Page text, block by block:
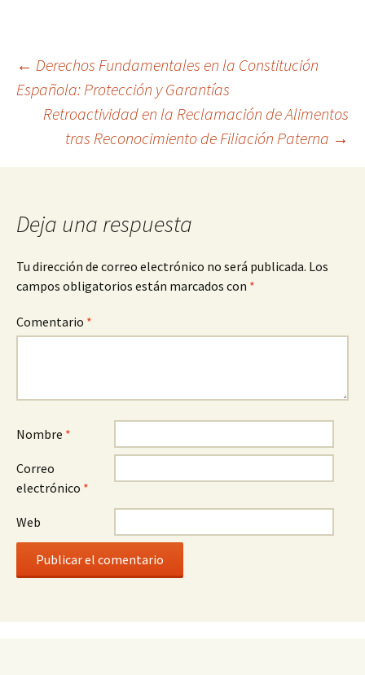
Navegación
de
entradas
← Derechos Fundamentales en la Constitución
Española: Protección y Garantías
Retroactividad en la Reclamación de Alimentos
tras Reconocimiento de Filiación Paterna →
Deja una respuesta
Tu dirección de correo electrónico no será publicada. Los
campos obligatorios están marcados con *
Comentario *
Nombre *
Correo
electrónico *
Web